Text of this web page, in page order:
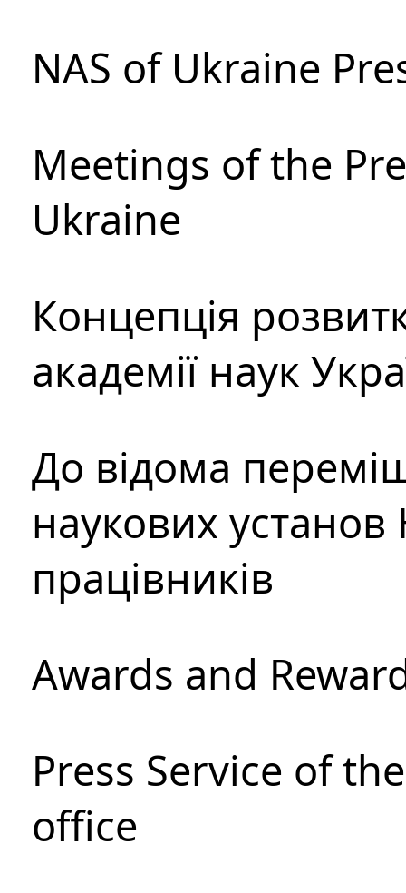
NAS of Ukraine
Meetings of the
Ukraine
Концепція
академії наук
До відома
наукових установ
працівників
Awards and
Press Service of
office